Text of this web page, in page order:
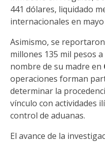
441 dólares, liquidado
internacionales en mayo
Asimismo, se
millones 135 mil pesos
nombre de su madre en
operaciones forman
determinar la
vínculo con actividades
control de aduanas.
El avance de la